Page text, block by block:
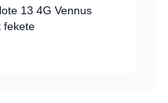
13 4G Vennus
fekete